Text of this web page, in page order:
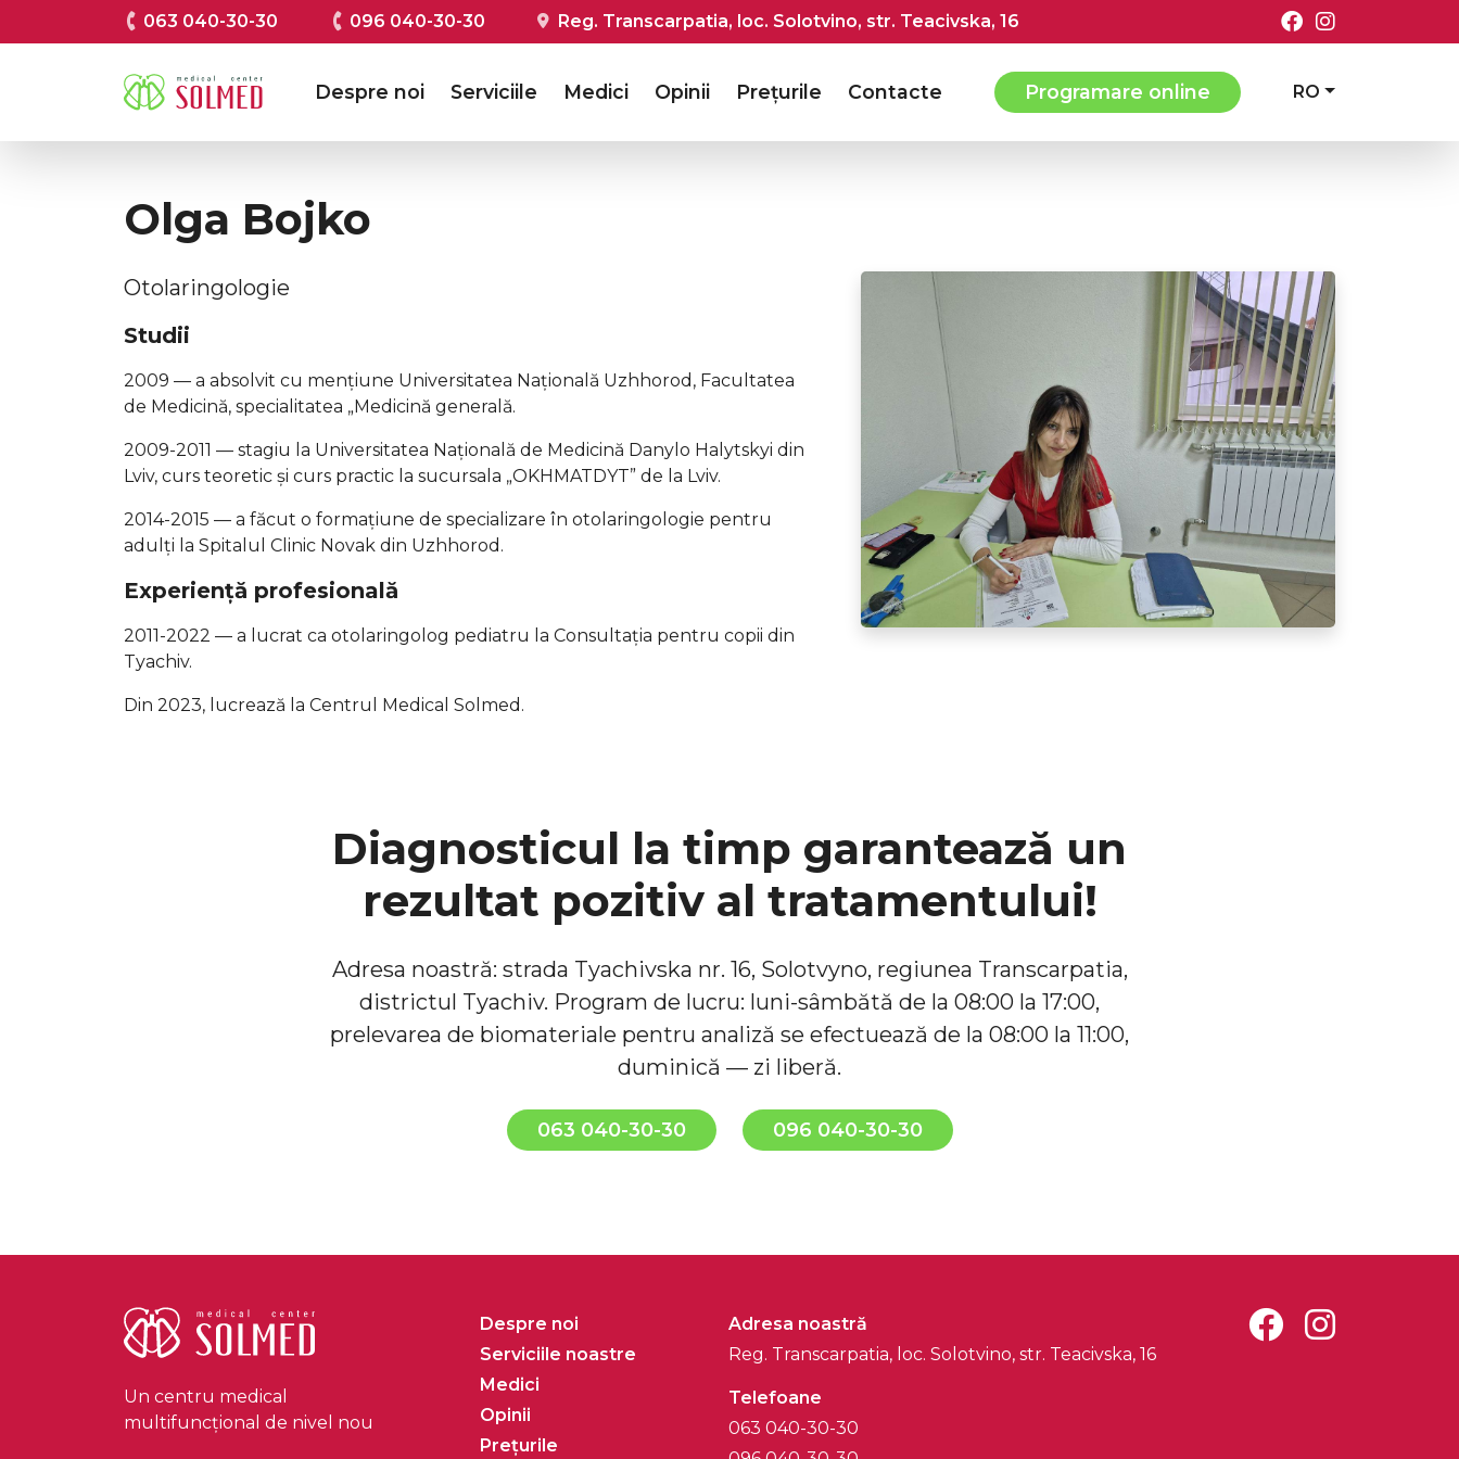
063 040-30-30 096 040-30-30 Reg. Transcarpatia, loc. Solotvino, str. Teacivska, 16
RO
Despre noi Serviciile Medici Opinii Prețurile Contacte Programare online
Olga Bojko
Otolaringologie
Studii
2009 — a absolvit cu mențiune Universitatea Națională Uzhhorod, Facultatea
de Medicină, specialitatea „Medicină generală.
2009-2011 — stagiu la Universitatea Națională de Medicină Danylo Halytskyi din
Lviv, curs teoretic și curs practic la sucursala „OKHMATDYT” de la Lviv.
2014-2015 — a făcut o formațiune de specializare în otolaringologie pentru
adulți la Spitalul Clinic Novak din Uzhhorod.
Experiență profesională
2011-2022 — a lucrat ca otolaringolog pediatru la Consultația pentru copii din
Tyachiv.
Din 2023, lucrează la Centrul Medical Solmed.
Diagnosticul la timp garantează un
rezultat pozitiv al tratamentului!
Adresa noastră: strada Tyachivska nr. 16, Solotvyno, regiunea Transcarpatia,
districtul Tyachiv. Program de lucru: luni-sâmbătă de la 08:00 la 17:00,
prelevarea de biomateriale pentru analiză se efectuează de la 08:00 la 11:00,
duminică — zi liberă.
063 040-30-30 096 040-30-30
Un centru medical
multifuncțional de nivel nou
Despre noi
Serviciile noastre
Medici
Opinii
Prețurile
Adresa noastră
Reg. Transcarpatia, loc. Solotvino, str. Teacivska, 16
Telefoane
063 040-30-30